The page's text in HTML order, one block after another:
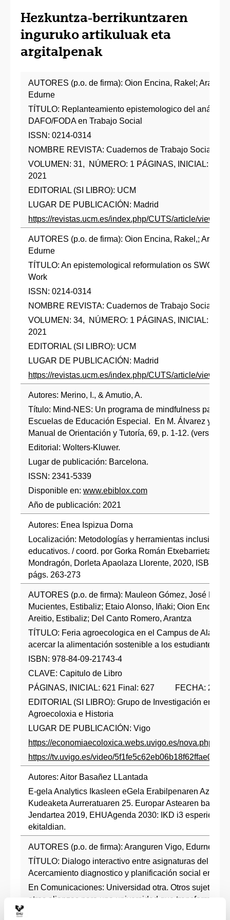
Hezkuntza-berrikuntzaren
inguruko artikuluak eta
argitalpenak
AUTORES (p.o. de firma): Oion Encina, Rakel;
Edurne
TÍTULO: Replanteamiento epistemologico del análisis
DAFO/FODA en Trabajo Social
ISSN: 0214-0314
NOMBRE REVISTA: Cuadernos de Trabajo Social
VOLUMEN: 31, NÚMERO: 1 PÁGINAS, INICIAL:
2021
EDITORIAL (SI LIBRO): UCM
LUGAR DE PUBLICACIÓN: Madrid
https://revistas.ucm.es/index.php/CUTS/article/view/
AUTORES (p.o. de firma): Oion Encina, Rakel,;
Edurne
TÍTULO: An epistemological reformulation os SWOT
Work
ISSN: 0214-0314
NOMBRE REVISTA: Cuadernos de Trabajo Social
VOLUMEN: 34, NÚMERO: 1 PÁGINAS, INICIAL: 127
2021
EDITORIAL (SI LIBRO): UCM
LUGAR DE PUBLICACIÓN: Madrid
https://revistas.ucm.es/index.php/CUTS/article/view/
Autores: Merino, I., & Amutio, A.
Título: Mind-NES: Un programa de mindfulness para
Escuelas de Educación Especial. En M. Álvarez y R.
Manual de Orientación y Tutoría, 69, p. 1-12. (versión
Editorial: Wolters-Kluwer.
Lugar de publicación: Barcelona.
ISSN: 2341-5339
Disponible en: www.ebiblox.com
Año de publicación: 2021
Autores: Enea Ispizua Dorna
Localización: Metodologías y herramientas inclusivas
educativos. / coord. por Gorka Román Etxebarrieta,
Mondragón, Dorleta Apaolaza Llorente, 2020, ISBN
págs. 263-273
AUTORES (p.o. de firma): Mauleon Gómez, José
Mucientes, Estibaliz; Etaio Alonso, Iñaki; Oion Encina,
Areitio, Estibaliz; Del Canto Romero, Arantza
TÍTULO: Feria agroecologica en el Campus de Alava:
acercar la alimentación sostenible a los estudiantes
ISBN: 978-84-09-21743-4
CLAVE: Capitulo de Libro
PÁGINAS, INICIAL: 621 Final: 627 FECHA: 2020
EDITORIAL (SI LIBRO): Grupo de Investigación en
Agroecoloxia e Historia
LUGAR DE PUBLICACIÓN: Vigo
https://economiaecoloxica.webs.uvigo.es/
https://tv.uvigo.es/video/5f1fe5c62eb06b18f62ffae0
Autores: Aitor Basañez LLantada
E-gela Analytics Ikasleen eGela Erabilpenaren
Kudeaketa Aurreratuaren 25. Europar Astearen baitan
Jendartea 2019, EHUAgenda 2030: IKD i3
ekitaldian.
AUTORES (p.o. de firma): Aranguren Vigo, Edurne;
TÍTULO: Dialogo interactivo entre asignaturas del
Acercamiento diagnostico y planificación social en el
En Comunicaciones: Universidad otra. Otros sujetos,
otras alianzas para una universidad que transforma. II